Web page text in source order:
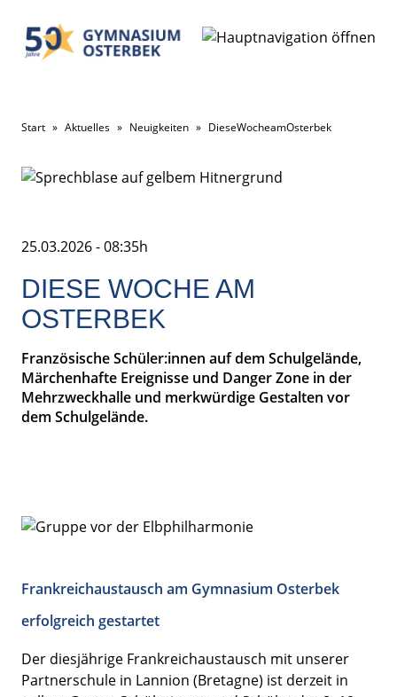
Start » Aktuelles » Neuigkeiten » DieseWocheamOsterbek
25.03.2026 - 08:35h
DIESE WOCHE AM
OSTERBEK
Französische Schüler:innen auf dem Schulgelände,
Märchenhafte Ereignisse und Danger Zone in der
Mehrzweckhalle und merkwürdige Gestalten vor
dem Schulgelände.
Frankreichaustausch am Gymnasium Osterbek
erfolgreich gestartet
Der diesjährige Frankreichaustausch mit unserer
Partnerschule in Lannion (Bretagne) ist derzeit in